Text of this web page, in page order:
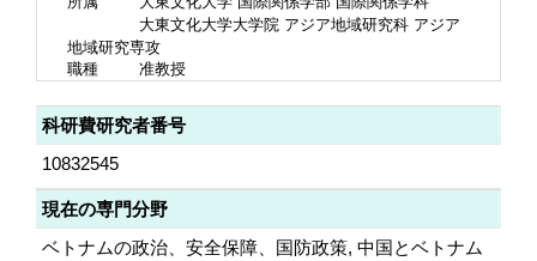
大東文化大学大学院 アジア地域研究科 アジア
地域研究専攻
職種
准教授
科研費研究者番号
10832545
現在の専門分野
ベトナムの政治、安全保障、国防政策, 中国とベトナム